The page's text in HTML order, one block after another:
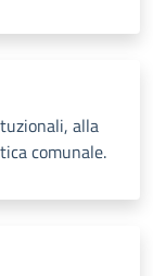
alla
comunale.